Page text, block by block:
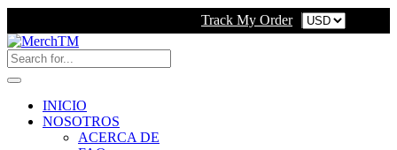
Track My Order
INICIO
NOSOTROS
ACERCA DE